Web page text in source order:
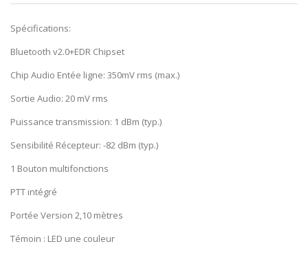
Spécifications:
Bluetooth v2.0+EDR Chipset
Chip Audio Entée ligne: 350mV rms (max.)
Sortie Audio: 20 mV rms
Puissance transmission: 1 dBm (typ.)
Sensibilité Récepteur: -82 dBm (typ.)
1 Bouton multifonctions
PTT intégré
Portée Version 2,10 mètres
Témoin : LED une couleur